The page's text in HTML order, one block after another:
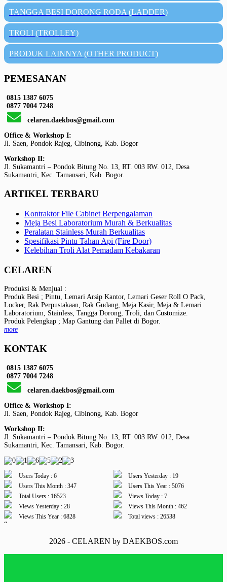
TANGGA BESI DORONG RODA (LADDER)
TROLI (TROLLEY)
PRODUK LAINNYA (OTHER PRODUCT)
PEMESANAN
0815 1387 6075
0877 7004 7248
celaren.daekbos@gmail.com
Office & Workshop I:
Jl. Saen, Pondok Rajeg, Cibinong, Kab. Bogor
Workshop II:
Jl. Sukamantri – Pondok Bitung No. 13, RT. 003 RW. 012, Desa
Sukamantri, Kec. Tamansari, Kab. Bogor.
ARTIKEL TERBARU
Kontraktor File Cabinet Berpengalaman
Meja Besi Laboratorium Murah & Berkualitas
Peralatan Stainless Murah Berkualitas
Spesifikasi Pintu Tahan Api (Fire Door)
Kelebihan Troli Alat Pemadam Kebakaran
CELAREN
Produksi & Menjual :
Produk Besi ; Pintu, Lemari Arsip Kantor, Lemari Geser Roll O Pack,
Locker, Rak Perpustakaan, Rak Gudang, Meja Kasir, Meja & Lemari
Laboratorium, Stainless, Tangga Dorong, Troli, dan Customize.
Produk Pelengkap ; Map Gantung dan Pallet di Bogor.
more
KONTAK
0815 1387 6075
0877 7004 7248
celaren.daekbos@gmail.com
Office & Workshop I:
Jl. Saen, Pondok Rajeg, Cibinong, Kab. Bogor
Workshop II:
Jl. Sukamantri – Pondok Bitung No. 13, RT. 003 RW. 012, Desa
Sukamantri, Kec. Tamansari, Kab. Bogor.
Users Today : 6
Users Yesterday : 19
Users This Month : 347
Users This Year : 5076
Total Users : 16523
Views Today : 7
Views Yesterday : 28
Views This Month : 462
Views This Year : 6828
Total views : 26538
“
2026 - CELAREN by DAEKBOS.com